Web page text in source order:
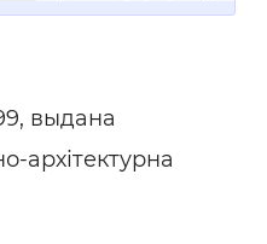
выдана
архітектурна